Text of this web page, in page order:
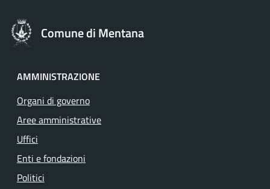
Comune di Mentana
AMMINISTRAZIONE
Organi di governo
Aree amministrative
Uffici
Enti e fondazioni
Politici